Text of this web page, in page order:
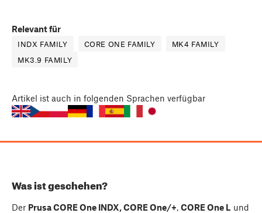
Relevant für
INDX FAMILY CORE ONE FAMILY
MK4 FAMILY
MK3.9 FAMILY
Artikel ist auch in folgenden Sprachen verfügbar
Was ist geschehen?
Der Prusa CORE One INDX, CORE One/+, CORE One L und